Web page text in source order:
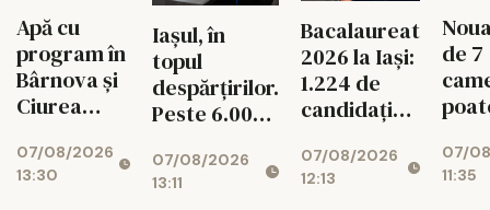
Apă cu
program în
Bârnova și
Ciurea
august
07/08/2026
13:30
Iașul, în
topul
despărțirilor.
Peste 6.000
dorul
părinților
07/08/2026
13:11
Bacalaureat
2026 la Iași:
1.224 de
candidați
examen
07/08/2026
12:13
de 7
07/
11:35